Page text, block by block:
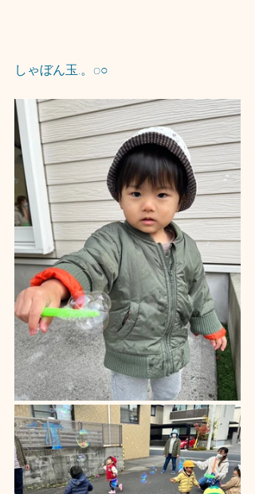
しゃぼん玉.。o○